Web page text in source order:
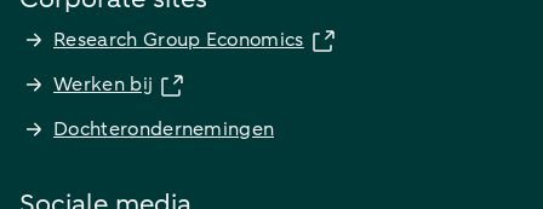
Research Group Economics
Werken bij
Dochterondernemingen